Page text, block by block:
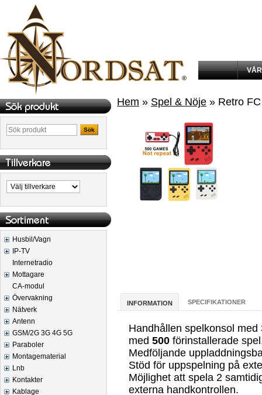
Sök
Husbil/Vagn
IP-TV
Internetradio
Mottagare
CA-modul
Övervakning
Nätverk
Antenn
GSM/2G 3G 4G 5G
Paraboler
Montagematerial
Lnb
Kontakter
Kablage
Hem » Spel & Nöje » Retro
INFORMATION SPECIFIKATIONER
Handhållen spelkonsol
med 500 förinstallerade
Medföljande
Stöd för uppspelning på
Möjlighet att spela 2
externa handkontrollen.